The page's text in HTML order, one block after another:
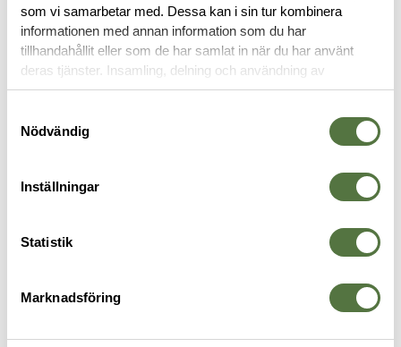
som vi samarbetar med. Dessa kan i sin tur kombinera
informationen med annan information som du har
tillhandahållit eller som de har samlat in när du har använt
deras tjänster. Insamling, delning och användning av
personuppgifter kan användas för personalisering av
Nödvändig
Inställningar
Statistik
Marknadsföring
OM VARUMÄRKET
SKOR & SANDALER
SALOMON GRISPORT